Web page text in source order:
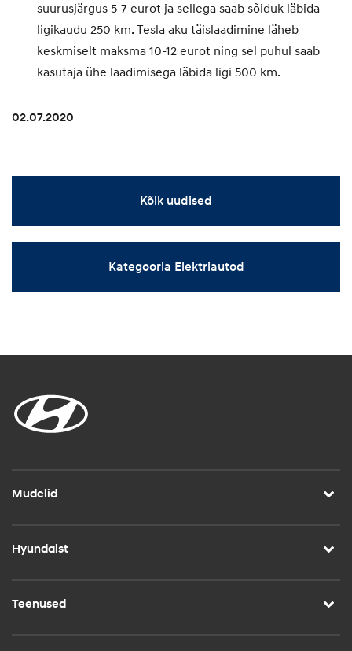
suurusjärgus 5-7 eurot ja sellega saab sõiduk läbida
ligikaudu 250 km. Tesla aku täislaadimine läheb
keskmiselt maksma 10-12 eurot ning sel puhul saab
kasutaja ühe laadimisega läbida ligi 500 km.
02.07.2020
Kõik uudised
Kategooria Elektriautod
Mudelid
Hyundaist
Teenused